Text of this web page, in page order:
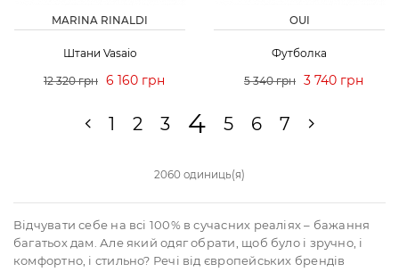
MARINA RINALDI
Штани Vasaio
12 320 грн 6 160 грн
OUI
Футболка
5 340 грн 3 740 грн
1 2 3 4 5 6 7
2060 одиниць(я)
Відчувати себе на всі 100% в сучасних реаліях – бажання
багатьох дам. Але який одяг обрати, щоб було і зручно, і
комфортно, і стильно? Речі від європейських брендів